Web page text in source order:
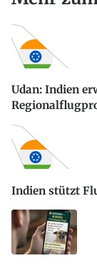
Udan: Indien
Indien stützt